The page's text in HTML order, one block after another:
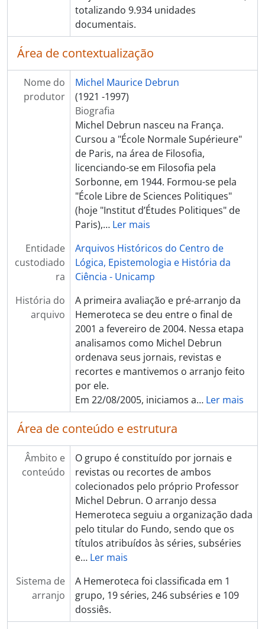
totalizando 9.934 unidades
documentais.
Área de contextualização
Nome do
produtor
Michel Maurice Debrun
(1921 -1997)
Biografia
Michel Debrun nasceu na França.
Cursou a "École Normale Supérieure"
de Paris, na área de Filosofia,
licenciando-se em Filosofia pela
Sorbonne, em 1944. Formou-se pela
"École Libre de Sciences Politiques"
(hoje "Institut d’Études Politiques" de
Paris),… Ler mais
Entidade
custodiado
ra
Arquivos Históricos do Centro de
Lógica, Epistemologia e História da
Ciência - Unicamp
História do
arquivo
A primeira avaliação e pré-arranjo da
Hemeroteca se deu entre o final de
2001 a fevereiro de 2004. Nessa etapa
analisamos como Michel Debrun
ordenava seus jornais, revistas e
recortes e mantivemos o arranjo feito
por ele.
Em 22/08/2005, iniciamos a… Ler mais
Área de conteúdo e estrutura
Âmbito e
conteúdo
O grupo é constituído por jornais e
revistas ou recortes de ambos
colecionados pelo próprio Professor
Michel Debrun. O arranjo dessa
Hemeroteca seguiu a organização dada
pelo titular do Fundo, sendo que os
títulos atribuídos às séries, subséries
e… Ler mais
Sistema de
arranjo
A Hemeroteca foi classificada em 1
grupo, 19 séries, 246 subséries e 109
dossiês.